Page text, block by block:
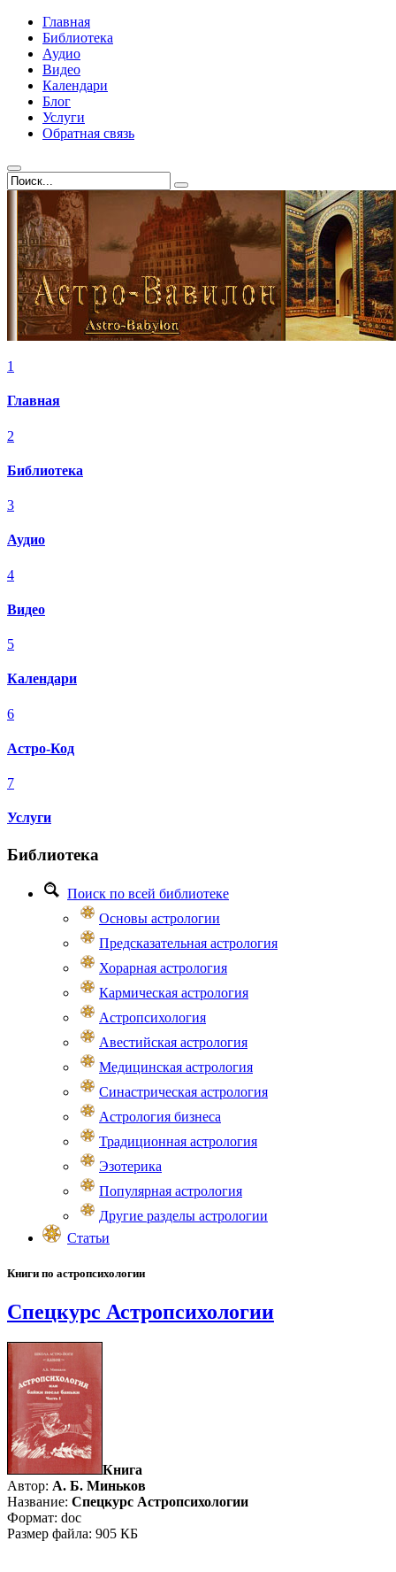
Главная
Библиотека
Аудио
Видео
Календари
Блог
Услуги
Обратная связь
1
Главная
2
Библиотека
3
Аудио
4
Видео
5
Календари
6
Астро-Код
7
Услуги
Библиотека
Поиск по всей библиотеке
Основы астрологии
Предсказательная астрология
Хорарная астрология
Кармическая астрология
Астропсихология
Авестийская астрология
Медицинская астрология
Синастрическая астрология
Астрология бизнеса
Традиционная астрология
Эзотерика
Популярная астрология
Другие разделы астрологии
Статьи
Книги по астропсихологии
Спецкурс Астропсихологии
Книга
Автор: А. Б. Миньков
Название: Спецкурс Астропсихологии
Формат: doc
Размер файла: 905 КБ